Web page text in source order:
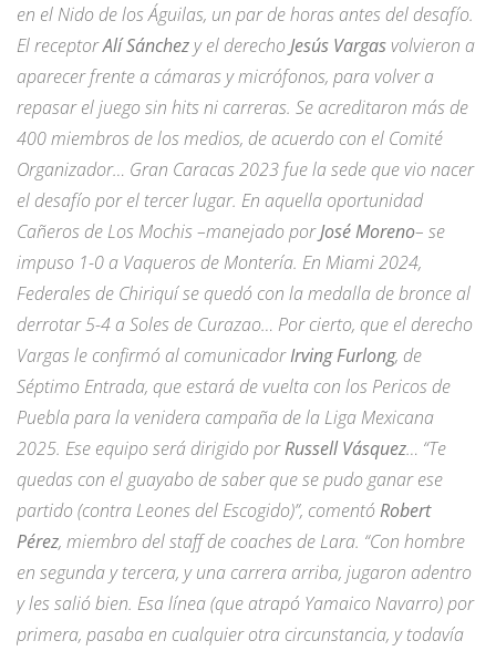
en el Nido de los Águilas, un par de horas antes del desafío.
El receptorAlí Sánchez y el derechoJesús Vargas volvieron a
aparecer frente a cámaras y micrófonos, para volver a
repasar el juego sin hits ni carreras. Se acreditaron más de
400 miembros de los medios, de acuerdo con el Comité
Organizador… Gran Caracas 2023 fue la sede que vio nacer
el desafío por el tercer lugar. En aquella oportunidad
Cañeros de Los Mochis –manejado porJosé Moreno– se
impuso 1-0 a Vaqueros de Montería. En Miami 2024,
Federales de Chiriquí se quedó con la medalla de bronce al
derrotar 5-4 a Soles de Curazao… Por cierto, que el derecho
Vargas le confirmó al comunicadorIrving Furlong, de
Séptimo Entrada, que estará de vuelta con los Pericos de
Puebla para la venidera campaña de la Liga Mexicana
2025. Ese equipo será dirigido porRussell Vásquez… “Te
quedas con el guayabo de saber que se pudo ganar ese
partido (contra Leones del Escogido)”, comentóRobert
Pérez, miembro del staff de coaches de Lara. “Con hombre
en segunda y tercera, y una carrera arriba, jugaron adentro
y les salió bien. Esa línea (que atrapó Yamaico Navarro) por
primera, pasaba en cualquier otra circunstancia, y todavía